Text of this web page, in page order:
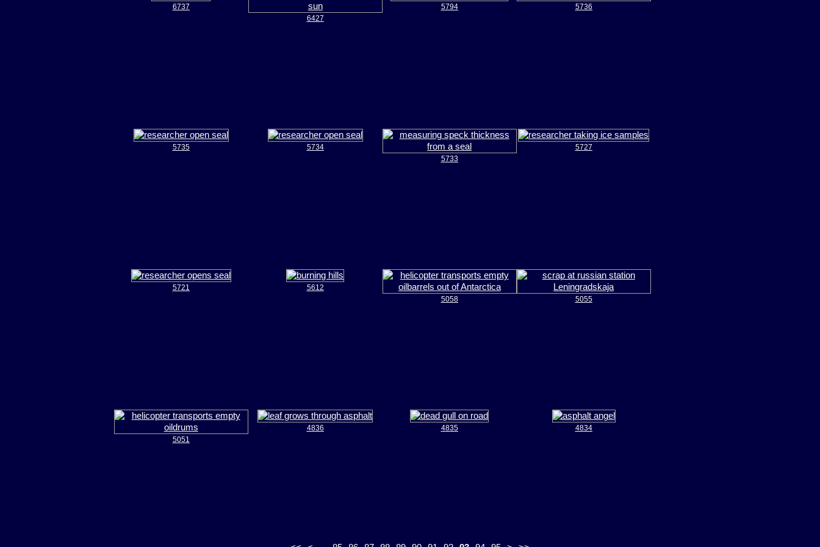
6737
6427
5794 5736
5735
5734
5733
5727
5721
5612
5058
5055
5051
4836 4835 4834